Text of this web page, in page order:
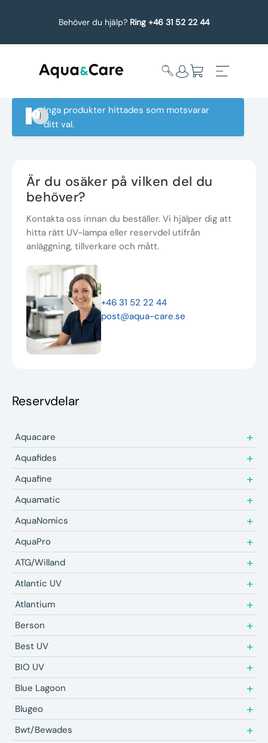
Behöver du hjälp? Ring +46 31 52 22 44
Köp reservdelar
Uppgradering
Underhållstips
Inga produkter hittades som motsvarar
ditt val.
Är du osäker på vilken del du
behöver?
Kontakta oss innan du beställer. Vi hjälper dig att
hitta rätt UV-lampa eller reservdel utifrån
anläggning, tillverkare och mått.
+46 31 52 22 44
post@aqua-care.se
Aquacare
Aquafides
Aquafine
Aquamatic
AquaNomics
AquaPro
ATG/Willand
Atlantic UV
Atlantium
Berson
Best UV
BIO UV
Blue Lagoon
Blugeo
Bwt/Bewades
Reservdelar